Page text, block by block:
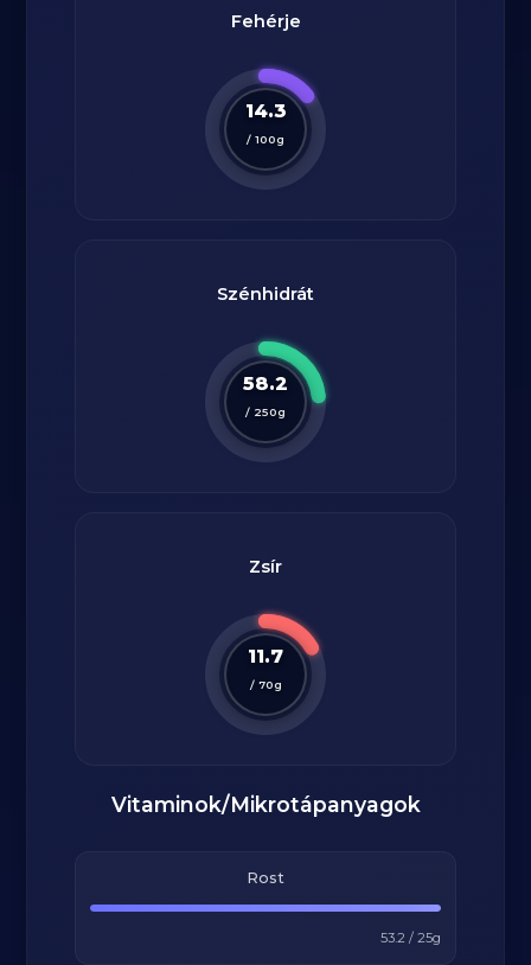
Fehérje
14.3
/ 100g
Szénhidrát
58.2
/ 250g
Zsír
11.7
/ 70g
Vitaminok/Mikrotápanyagok
Rost
53.2/ 25g